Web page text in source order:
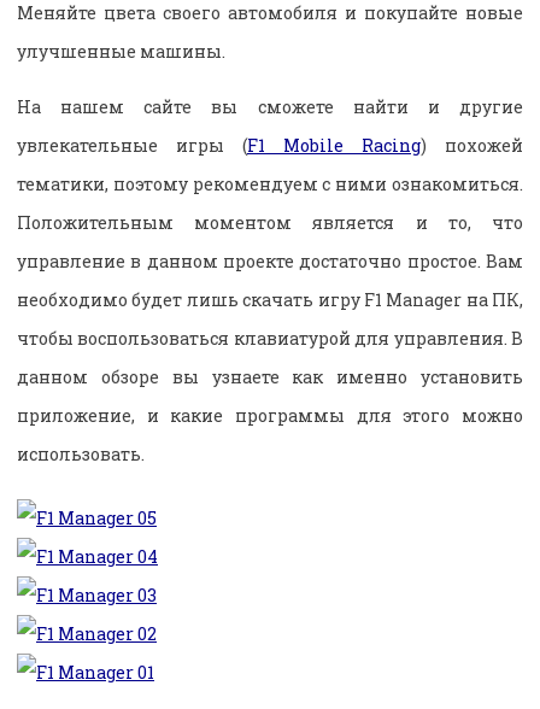
Меняйте цвета своего автомобиля и покупайте новые
улучшенные машины.
На нашем сайте вы сможете найти и другие
увлекательные игры (F1 Mobile Racing) похожей
тематики, поэтому рекомендуем с ними ознакомиться.
Положительным моментом является и то, что
управление в данном проекте достаточно простое. Вам
необходимо будет лишь скачать игру F1 Manager на ПК,
чтобы воспользоваться клавиатурой для управления. В
данном обзоре вы узнаете как именно установить
приложение, и какие программы для этого можно
использовать.